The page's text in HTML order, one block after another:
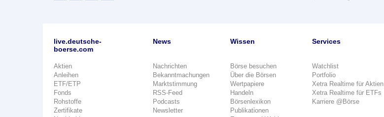
live.deutsche-
boerse.com
Aktien
Anleihen
ETF/ETP
Fonds
Rohstoffe
Zertifikate
News
Nachrichten
Bekanntmachungen
Marktstimmung
RSS-Feed
Podcasts
Newsletter
Wissen
Börse besuchen
Über die Börsen
Wertpapiere
Handeln
Börsenlexikon
Publikationen
Services
Watchlist
Portfolio
Xetra Realtime für Aktien
Xetra Realtime für ETFs
Karriere @Börse